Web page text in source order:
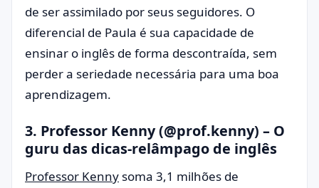
de ser assimilado por seus seguidores. O
diferencial de Paula é sua capacidade de
ensinar o inglês de forma descontraída, sem
perder a seriedade necessária para uma boa
aprendizagem.
3. Professor Kenny (@prof.kenny) – O
guru das dicas-relâmpago de inglês
Professor Kenny soma 3,1 milhões de